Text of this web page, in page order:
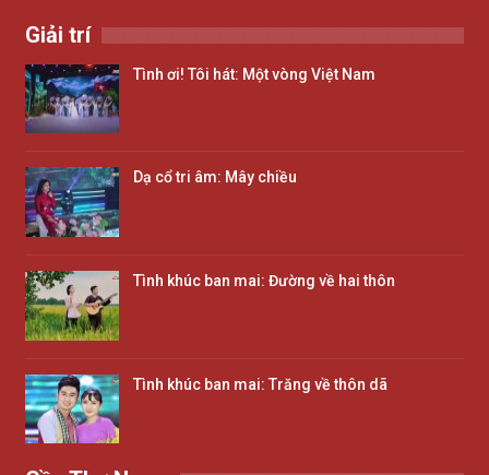
Giải trí
Tình ơi! Tôi hát: Một vòng Việt Nam
Dạ cổ tri âm: Mây chiều
Tình khúc ban mai: Đường về hai thôn
Tình khúc ban mai: Trăng về thôn dã